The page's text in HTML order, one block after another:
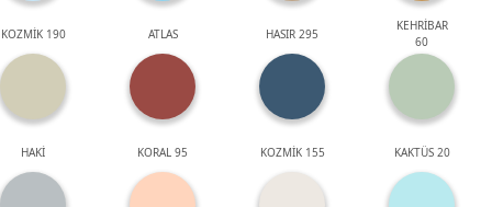
KOZMİK 190 ATLAS HASIR 295
KEHRİBAR
60
HAKİ KORAL 95 KOZMİK 155 KAKTÜS 20